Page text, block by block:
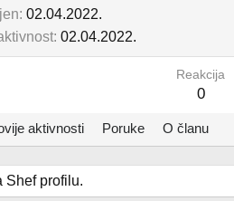
02.04.2022.
02.04.2022.
Reakcija
0
aktivnosti Poruke O članu
Shef profilu.